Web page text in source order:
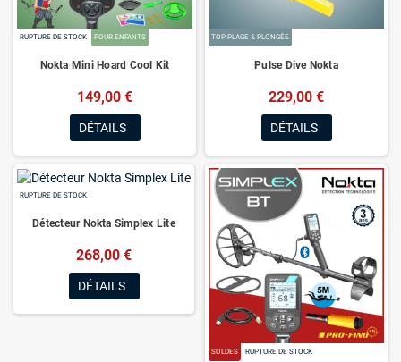
RUPTURE DE STOCK POUR ENFANTS
Nokta Mini Hoard Cool Kit
149,00 €
DÉTAILS
TOP PLAGE & PLONGÉE
Pulse Dive Nokta
229,00 €
DÉTAILS
RUPTURE DE STOCK
Détecteur Nokta Simplex Lite
268,00 €
DÉTAILS
SOLDES RUPTURE DE STOCK